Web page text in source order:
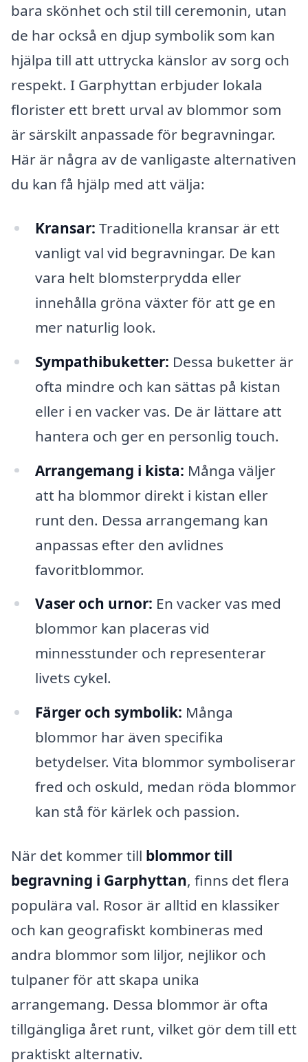
bara skönhet och stil till ceremonin, utan
de har också en djup symbolik som kan
hjälpa till att uttrycka känslor av sorg och
respekt. I Garphyttan erbjuder lokala
florister ett brett urval av blommor som
är särskilt anpassade för begravningar.
Här är några av de vanligaste alternativen
du kan få hjälp med att välja:
Kransar: Traditionella kransar är ett
vanligt val vid begravningar. De kan
vara helt blomsterprydda eller
innehålla gröna växter för att ge en
mer naturlig look.
Sympathibuketter: Dessa buketter är
ofta mindre och kan sättas på kistan
eller i en vacker vas. De är lättare att
hantera och ger en personlig touch.
Arrangemang i kista: Många väljer
att ha blommor direkt i kistan eller
runt den. Dessa arrangemang kan
anpassas efter den avlidnes
favoritblommor.
Vaser och urnor: En vacker vas med
blommor kan placeras vid
minnesstunder och representerar
livets cykel.
Färger och symbolik: Många
blommor har även specifika
betydelser. Vita blommor symboliserar
fred och oskuld, medan röda blommor
kan stå för kärlek och passion.
När det kommer till blommor till
begravning i Garphyttan, finns det flera
populära val. Rosor är alltid en klassiker
och kan geografiskt kombineras med
andra blommor som liljor, nejlikor och
tulpaner för att skapa unika
arrangemang. Dessa blommor är ofta
tillgängliga året runt, vilket gör dem till ett
praktiskt alternativ.